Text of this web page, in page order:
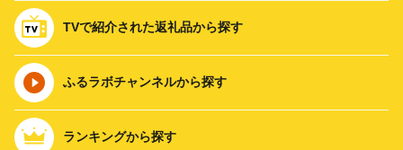
TVで紹介された返礼品から探す
ふるラボチャンネルから探す
ランキングから探す